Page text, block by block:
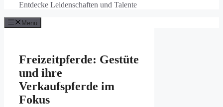
Entdecke Leidenschaften und Talente
Menü
Freizeitpferde: Gestüte
und ihre
Verkaufspferde im
Fokus